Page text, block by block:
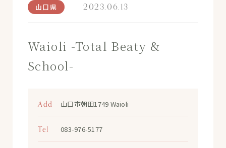
山口県 2023.06.13
Waioli -Total Beaty &
School-
Add 山口市朝田1749 Waioli
Tel 083-976-5177